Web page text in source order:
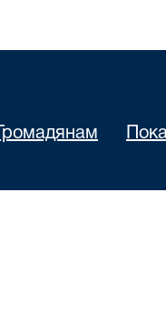
Громадянам